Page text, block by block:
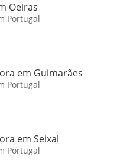
Oeiras
Portugal
em Guimarães
Portugal
em Seixal
Portugal